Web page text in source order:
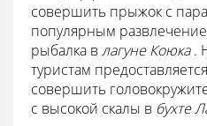
совершить прыжок с
популярным
рыбалка влагуне Коюка.
туристам
совершить
с высокой скалы в бухте